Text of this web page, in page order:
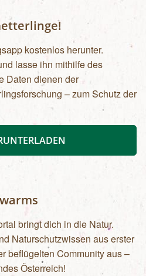
kostenlos herunter.
lasse ihn mithilfe des
Daten dienen der
– zum Schutz der
bringt dich in die Natur.
Naturschutzwissen aus erster
beflügelten Community aus –
Österreich!